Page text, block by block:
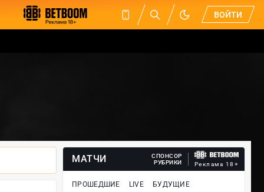
ВОЙТИ
МАТЧИ
СПОНСОР
РУБРИКИ
Реклама 18+
ПРОШЕДШИЕ LIVE БУДУЩИЕ